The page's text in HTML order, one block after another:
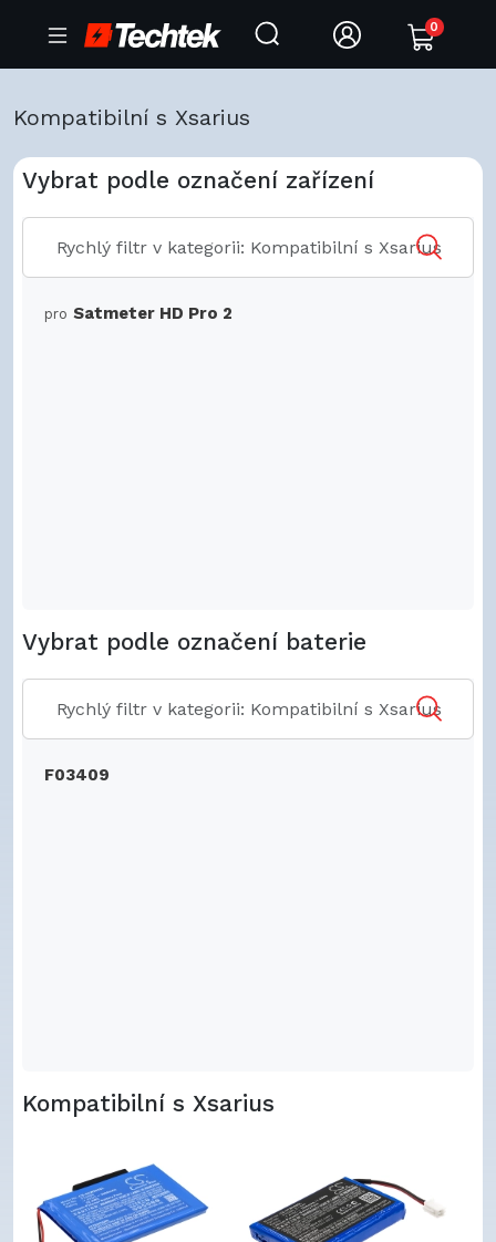
0
Kompatibilní s Xsarius
Vybrat podle označení zařízení
pro Satmeter HD Pro 2
Vybrat podle označení baterie
F03409
Kompatibilní s Xsarius